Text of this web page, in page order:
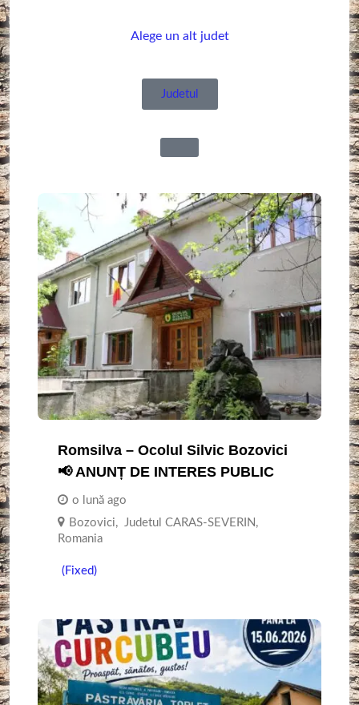
Alege un alt judet
Judetul
Romsilva – Ocolul Silvic Bozovici
📢 ANUNȚ DE INTERES PUBLIC
o lună ago
Bozovici, Judetul CARAS-SEVERIN ,
Romania
(Fixed)